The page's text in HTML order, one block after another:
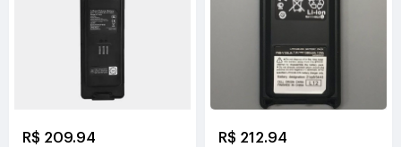
R$ 209.94 R$ 212.94